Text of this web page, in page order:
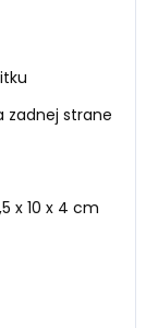
zadnej strane
x 10 x 4 cm